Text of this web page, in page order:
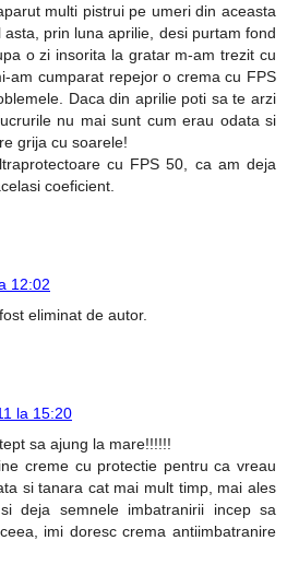
multi pistrui pe umeri din aceasta
prin luna aprilie, desi purtam fond
o zi insorita la gratar m-am trezit cu
am cumparat repejor o crema cu FPS
Daca din aprilie poti sa te arzi
nu mai sunt cum erau odata si
grija cu soarele!
cu FPS 50, ca am deja
coeficient.
12:02
eliminat de autor.
la 15:20
sa ajung la mare!!!!!!
creme cu protectie pentru ca vreau
si tanara cat mai mult timp, mai ales
deja semnele imbatranirii incep sa
imi doresc crema antiimbatranire